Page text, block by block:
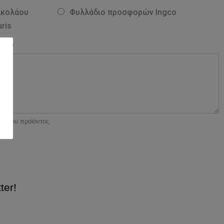
Φυλλάδιο προσφορών Ingco
*
του προϊόντος.